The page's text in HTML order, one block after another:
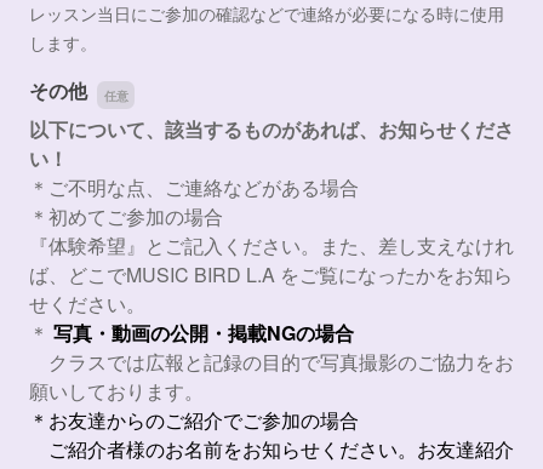
レッスン当日にご参加の確認などで連絡が必要になる時に使用
します。
その他
以下について、該当するものがあれば、お知らせくださ
い！
＊ご不明な点、ご連絡などがある場合
＊初めてご参加の場合
『体験希望』とご記入ください。また、差し支えなけれ
ば、どこでMUSIC BIRD L.A をご覧になったかをお知ら
せください。
＊ 写真・動画の公開・掲載NGの場合
クラスでは広報と記録の目的で写真撮影のご協力をお
願いしております。
＊お友達からのご紹介でご参加の場合
ご紹介者様のお名前をお知らせください。お友達紹介